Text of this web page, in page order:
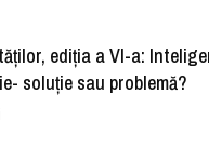
ediția a VI-a:
soluție sau problemă?